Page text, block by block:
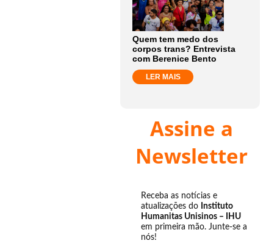
Quem tem medo dos
corpos trans? Entrevista
com Berenice Bento
LER MAIS
Assine a
Newsletter
Receba as notícias e
atualizações do Instituto
Humanitas Unisinos – IHU
em primeira mão. Junte-se a
nós!